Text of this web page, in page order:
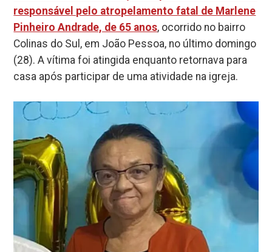
responsável pelo atropelamento fatal de Marlene
Pinheiro Andrade, de 65 anos, ocorrido no bairro
Colinas do Sul, em João Pessoa, no último domingo
(28). A vítima foi atingida enquanto retornava para
casa após participar de uma atividade na igreja.